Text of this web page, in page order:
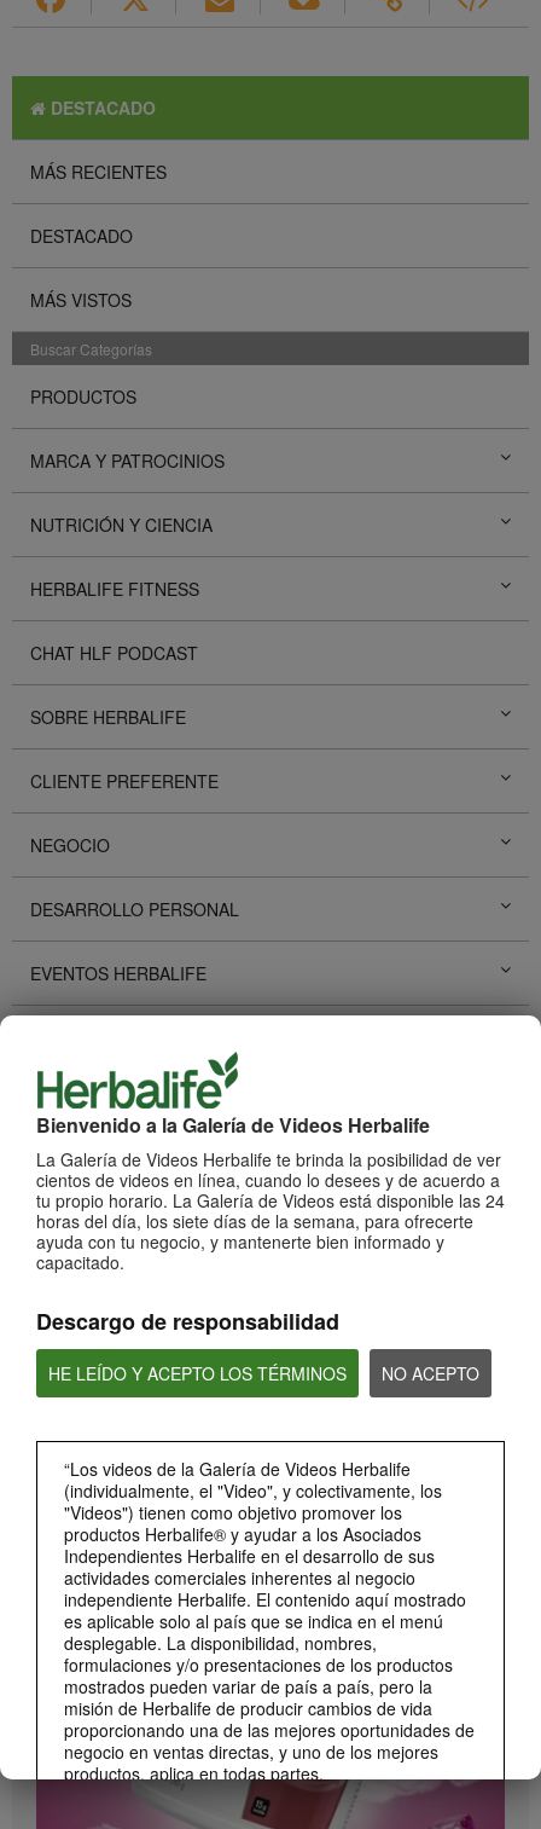
Bienvenido a la Galería de Videos Herbalife
La Galería de Videos Herbalife te brinda la posibilidad de ver
cientos de videos en línea, cuando lo desees y de acuerdo a
tu propio horario. La Galería de Videos está disponible las 24
horas del día, los siete días de la semana, para ofrecerte
ayuda con tu negocio, y mantenerte bien informado y
capacitado.
Descargo de responsabilidad
HE LEÍDO Y ACEPTO LOS TÉRMINOS NO ACEPTO
“Los videos de la Galería de Videos Herbalife
(individualmente, el "Video", y colectivamente, los
"Videos") tienen como objetivo promover los
productos Herbalife® y ayudar a los Asociados
Independientes Herbalife en el desarrollo de sus
actividades comerciales inherentes al negocio
independiente Herbalife. El contenido aquí mostrado
es aplicable solo al país que se indica en el menú
desplegable. La disponibilidad, nombres,
formulaciones y/o presentaciones de los productos
mostrados pueden variar de país a país, pero la
misión de Herbalife de producir cambios de vida
proporcionando una de las mejores oportunidades de
negocio en ventas directas, y uno de los mejores
productos, aplica en todas partes.
Los Videos podrían incluir las experiencias del
DESTACADO
MÁS RECIENTES
DESTACADO
MÁS VISTOS
Buscar Categorías
PRODUCTOS
MARCA Y PATROCINIOS
NUTRICIÓN Y CIENCIA
HERBALIFE FITNESS
CHAT HLF PODCAST
SOBRE HERBALIFE
CLIENTE PREFERENTE
NEGOCIO
DESARROLLO PERSONAL
EVENTOS HERBALIFE
HISTORIAS DE ÉXITO
REDES SOCIALES
PRODUCTOS Ver Todos
Lanzamiento Beverage Mix Distribuidores
Conoce el Beverage Mix y sus beneficios (DS)